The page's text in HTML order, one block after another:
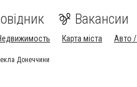
Вакансии
Карта міста Авто
Донеччини